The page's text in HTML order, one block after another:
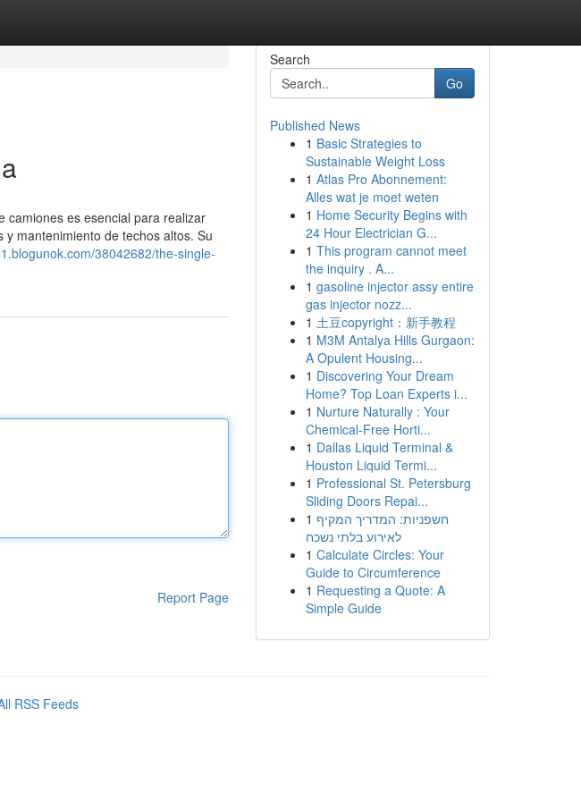
camiones es esencial para realizar
mantenimiento de techos altos. Su
38042682/the-single-
Report Page
Search
Go
Published News
1 Basic Strategies to
Sustainable Weight Loss
1 Atlas Pro Abonnement:
Alles wat je moet weten
1 Home Security Begins with
24 Hour Electrician G...
1 This program cannot meet
the inquiry . A...
1 gasoline injector assy entire
gas injector nozz...
1 土豆copyright：新手教程
1 M3M Antalya Hills Gurgaon:
A Opulent Housing...
1 Discovering Your Dream
Home? Top Loan Experts i...
1 Nurture Naturally : Your
Chemical-Free Horti...
1 Dallas Liquid Terminal &
Houston Liquid Termi...
1 Professional St. Petersburg
Sliding Doors Repai...
1 חשפניות: המדריך המקיף
לאירוע בלתי נשכח
1 Calculate Circles: Your
Guide to Circumference
1 Requesting a Quote: A
Simple Guide
RSS Feeds